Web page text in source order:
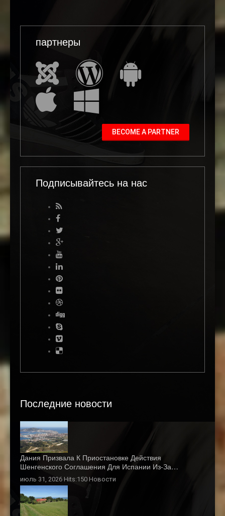
партнеры
BECOME A PARTNER
Подписывайтесь на нас
Последние новости
Дания Призвала К Приостановке Действия
Шенгенского Соглашения Для Испании Из-За…
июль 31, 2026 Hits:150 Новости